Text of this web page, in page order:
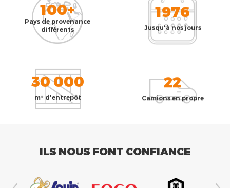
100+
Pays de provenance
différents
1976
Jusqu'à nos jours
30 000
m² d'entrepôt
22
Camions en propre
ILS NOUS FONT CONFIANCE